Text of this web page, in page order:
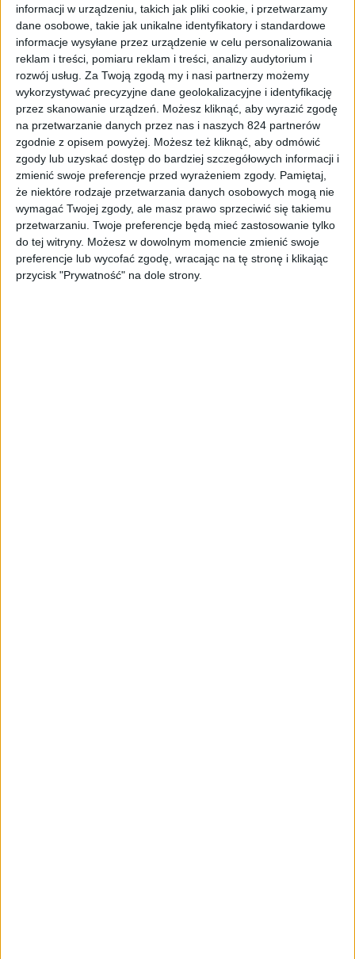
informacji w urządzeniu, takich jak pliki cookie, i przetwarzamy
dane osobowe, takie jak unikalne identyfikatory i standardowe
informacje wysyłane przez urządzenie w celu personalizowania
reklam i treści, pomiaru reklam i treści, analizy audytorium i
rozwój usług. Za Twoją zgodą my i nasi partnerzy możemy
wykorzystywać precyzyjne dane geolokalizacyjne i identyfikację
przez skanowanie urządzeń. Możesz kliknąć, aby wyrazić zgodę
na przetwarzanie danych przez nas i naszych 824 partnerów
zgodnie z opisem powyżej. Możesz też kliknąć, aby odmówić
zgody lub uzyskać dostęp do bardziej szczegółowych informacji i
zmienić swoje preferencje przed wyrażeniem zgody. Pamiętaj,
że niektóre rodzaje przetwarzania danych osobowych mogą nie
wymagać Twojej zgody, ale masz prawo sprzeciwić się takiemu
przetwarzaniu. Twoje preferencje będą mieć zastosowanie tylko
do tej witryny. Możesz w dowolnym momencie zmienić swoje
preferencje lub wycofać zgodę, wracając na tę stronę i klikając
przycisk "Prywatność" na dole strony.
Zestaw Xiaomi Mi 6: ładowarka z QC 3.0, przewód USB Type C, adapter na jack 3,5
mm, etui, kluczyk / fot. 2po2.pl
Plusy:
Świetna jakość wykonania i solidna
konstrukcja
Wyprofilowana obudowa, wygodnie leżąca
w dłoni